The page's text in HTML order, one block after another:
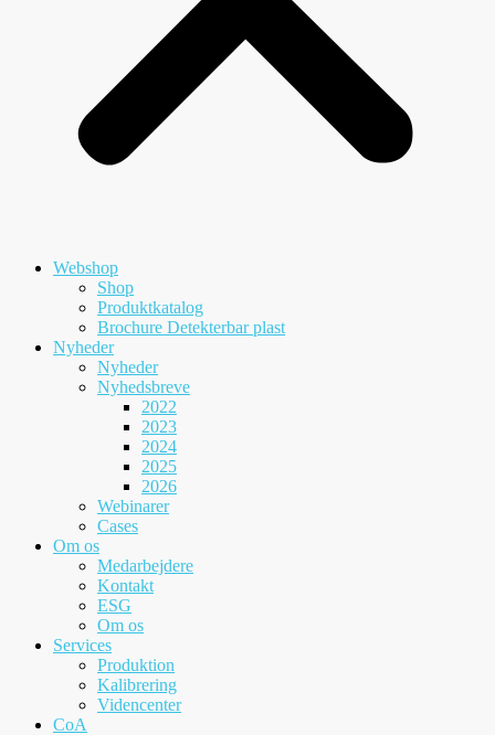
Webshop
Shop
Produktkatalog
Brochure Detekterbar plast
Nyheder
Nyheder
Nyhedsbreve
2022
2023
2024
2025
2026
Webinarer
Cases
Om os
Medarbejdere
Kontakt
ESG
Om os
Services
Produktion
Kalibrering
Videncenter
CoA